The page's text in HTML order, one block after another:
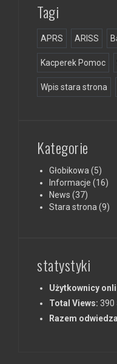
Tagi
APRS ARISS
Kacperek Pomoc
Wpis stara strona
Kategorie
Głobikowa(5)
Informacje (16)
News (37)
Stara strona(9)
statystyki
Użytkownicy
Total Views: 390
Razem